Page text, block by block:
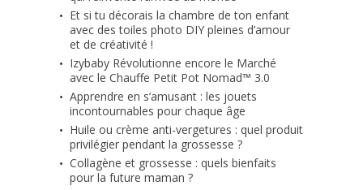
Et si tu décorais la chambre de ton enfant
avec des toiles photo DIY pleines d’amour
et de créativité !
Izybaby Révolutionne encore le Marché
avec le Chauffe Petit Pot Nomad™ 3.0
Apprendre en s’amusant : les jouets
incontournables pour chaque âge
Huile ou crème anti-vergetures : quel produit
privilégier pendant la grossesse ?
Collagène et grossesse : quels bienfaits
pour la future maman ?